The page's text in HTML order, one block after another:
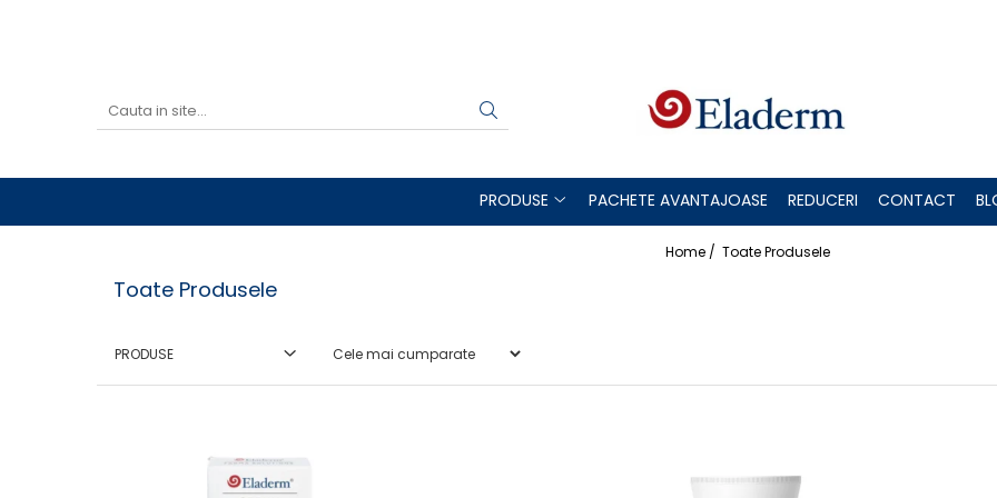
Vezi toate produsele
Produse Antirid
Produse Anti sebum
Creme contur ochi
PRODUSE PACHETE AVANTAJOASE REDUCERI CONTACT
Home / Toate Produsele
Toate Produsele
PRODUSE